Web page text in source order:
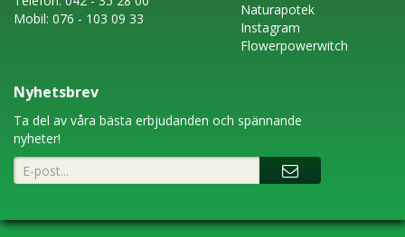
Mobil: 076 - 103 09 33
Naturapotek
Instagram
Flowerpowerwitch
Nyhetsbrev
Ta del av våra bästa erbjudanden och spännande
nyheter!